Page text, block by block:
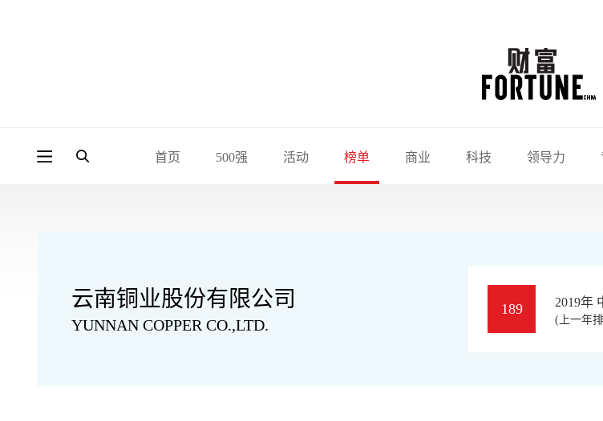
首页 500强 活动 榜单 商业 科技 领导力
云南铜业股份有限公司
YUNNAN COPPER CO.,LTD.
189 2019年
(上一年